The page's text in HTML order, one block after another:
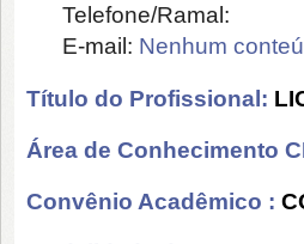
Telefone/Ramal:
E-mail: Nenhum
Título do Profissional:
Área de Conhecimento
Convênio Acadêmico :